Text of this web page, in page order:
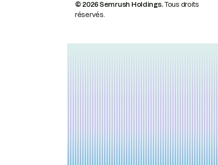
© 2026 Semrush Holdings.Tous droits
réservés.